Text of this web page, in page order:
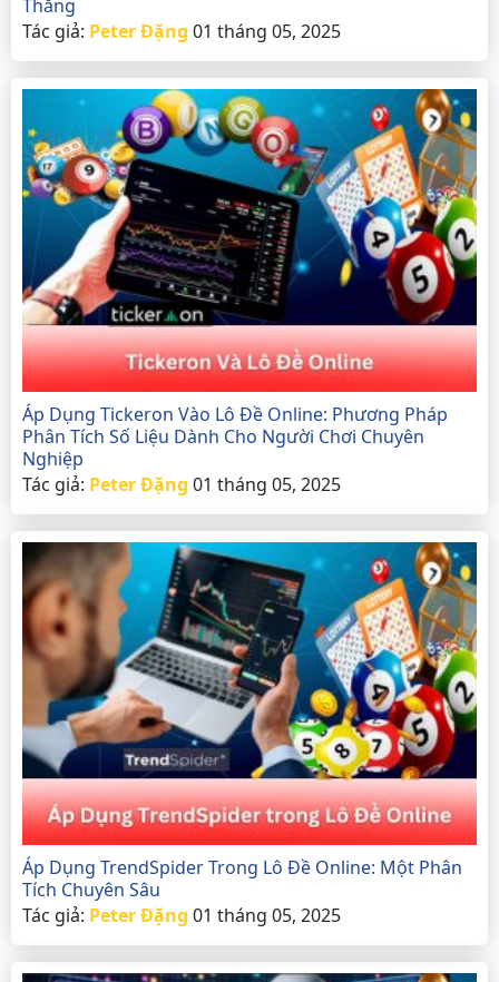
Thắng
Tác giả: Peter Đặng 01 tháng 05, 2025
Áp Dụng Tickeron Vào Lô Đề Online: Phương Pháp
Phân Tích Số Liệu Dành Cho Người Chơi Chuyên
Nghiệp
Tác giả: Peter Đặng 01 tháng 05, 2025
Áp Dụng TrendSpider Trong Lô Đề Online: Một Phân
Tích Chuyên Sâu
Tác giả: Peter Đặng 01 tháng 05, 2025